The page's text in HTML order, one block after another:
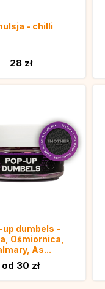
- chilli
28 zł
up dumbels -
Ośmiornica,
As...
od 30 zł